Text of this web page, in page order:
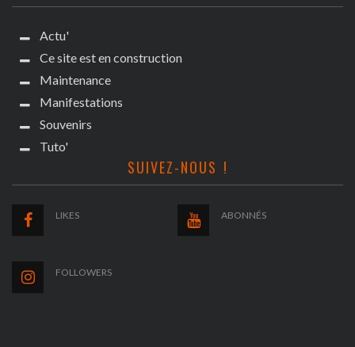
Actu'
Ce site est en construction
Maintenance
Manifestations
Souvenirs
Tuto'
SUIVEZ-NOUS !
LIKES ABONNÉS
FOLLOWERS